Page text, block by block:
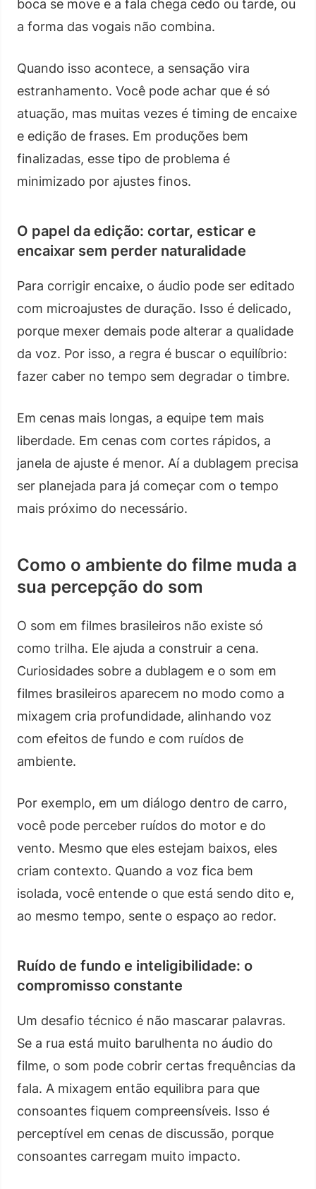
boca se move e a fala chega cedo ou tarde, ou
a forma das vogais não combina.
Quando isso acontece, a sensação vira
estranhamento. Você pode achar que é só
atuação, mas muitas vezes é timing de encaixe
e edição de frases. Em produções bem
finalizadas, esse tipo de problema é
minimizado por ajustes finos.
O papel da edição: cortar, esticar e
encaixar sem perder naturalidade
Para corrigir encaixe, o áudio pode ser editado
com microajustes de duração. Isso é delicado,
porque mexer demais pode alterar a qualidade
da voz. Por isso, a regra é buscar o equilíbrio:
fazer caber no tempo sem degradar o timbre.
Em cenas mais longas, a equipe tem mais
liberdade. Em cenas com cortes rápidos, a
janela de ajuste é menor. Aí a dublagem precisa
ser planejada para já começar com o tempo
mais próximo do necessário.
Como o ambiente do filme muda a
sua percepção do som
O som em filmes brasileiros não existe só
como trilha. Ele ajuda a construir a cena.
Curiosidades sobre a dublagem e o som em
filmes brasileiros aparecem no modo como a
mixagem cria profundidade, alinhando voz
com efeitos de fundo e com ruídos de
ambiente.
Por exemplo, em um diálogo dentro de carro,
você pode perceber ruídos do motor e do
vento. Mesmo que eles estejam baixos, eles
criam contexto. Quando a voz fica bem
isolada, você entende o que está sendo dito e,
ao mesmo tempo, sente o espaço ao redor.
Ruído de fundo e inteligibilidade: o
compromisso constante
Um desafio técnico é não mascarar palavras.
Se a rua está muito barulhenta no áudio do
filme, o som pode cobrir certas frequências da
fala. A mixagem então equilibra para que
consoantes fiquem compreensíveis. Isso é
perceptível em cenas de discussão, porque
consoantes carregam muito impacto.